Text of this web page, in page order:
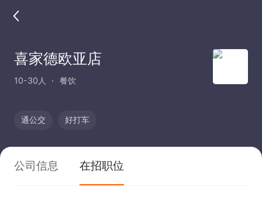
喜家德欧亚店
10-30人 餐饮
通公交 好打车
公司信息 在招职位